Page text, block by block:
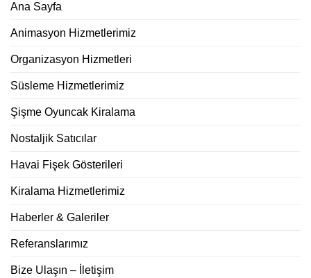
Ana Sayfa
Animasyon Hizmetlerimiz
Organizasyon Hizmetleri
Süsleme Hizmetlerimiz
Şişme Oyuncak Kiralama
Nostaljik Satıcılar
Havai Fişek Gösterileri
Kiralama Hizmetlerimiz
Haberler & Galeriler
Referanslarımız
Bize Ulaşın – İletişim